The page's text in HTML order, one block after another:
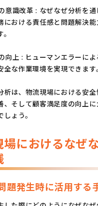
意識改革 : なぜなぜ分析を
における責任感と問題解決
向上 : ヒューマンエラーに
全な作業環境を実現できます。
析は、物流現場における安
、そして顧客満足度の向上
ょう。
場におけるなぜ
題発生時に活用する